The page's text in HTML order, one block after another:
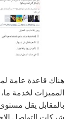
هناك قاعدة عامة
المميزات لخدمة
بالمقابل يقل